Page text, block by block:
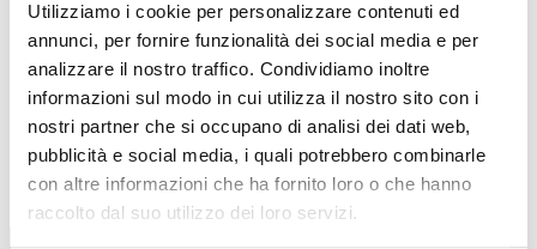
Utilizziamo i cookie per personalizzare contenuti ed
annunci, per fornire funzionalità dei social media e per
analizzare il nostro traffico. Condividiamo inoltre
informazioni sul modo in cui utilizza il nostro sito con i
nostri partner che si occupano di analisi dei dati web,
pubblicità e social media, i quali potrebbero combinarle
con altre informazioni che ha fornito loro o che hanno
raccolto dal suo utilizzo dei loro servizi.
TUTTE LE CATEGORIE DEL MAGAZINE